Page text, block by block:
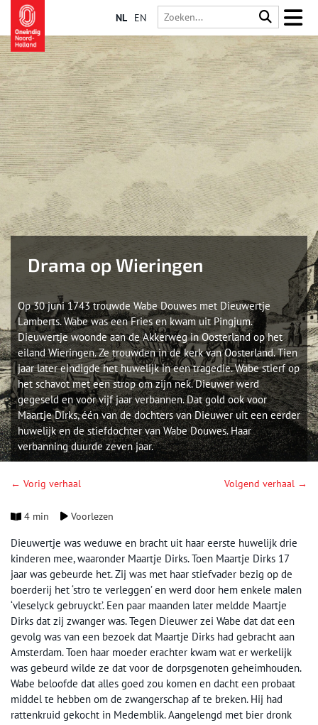
NL EN
Drama op Wieringen
Op 30 juni 1743 trouwde Wabe Douwes met Dieuwertje
Lamberts. Wabe was een Fries en kwam uit Pingjum.
Dieuwertje woonde aan de Akkerweg in Oosterland op het
eiland Wieringen. Ze trouwden in de kerk van Oosterland. Tien
jaar later eindigde het huwelijk in een tragedie. Wabe stierf op
het schavot met een strop om zijn nek. Dieuwer werd
gegeseld en voor vijf jaar verbannen. Dat gold ook voor
Maartje Dirks, één van de dochters van Dieuwer uit een eerder
huwelijk en de stiefdochter van Wabe Douwes. Haar
verbanning duurde zeven jaar.
← Vorig verhaal Volgend verhaal →
4 min Voorlezen
Dieuwertje was weduwe en bracht uit haar eerste huwelijk drie
kinderen mee, waaronder Maartje Dirks. Toen Maartje Dirks 17
jaar was gebeurde het. Zij was met haar stiefvader bezig op de
boerderij het ‘stro te verleggen’ en werd door hem enkele malen
‘vleselyck gebruyckt’. Een paar maanden later meldde Maartje
Dirks dat zij zwanger was. Tegen Dieuwer zei Wabe dat dat een
gevolg was van een bezoek dat Maartje Dirks had gebracht aan
Amsterdam. Toen haar moeder erachter kwam wat er werkelijk
was gebeurd wilde ze dat voor de dorpsgenoten geheimhouden.
Wabe beloofde dat alles goed zou komen en dacht een probaat
middel te hebben om de zwangerschap af te breken. Hij had
rattenkruid gekocht in Medemblik. Aangelengd met bier dronk